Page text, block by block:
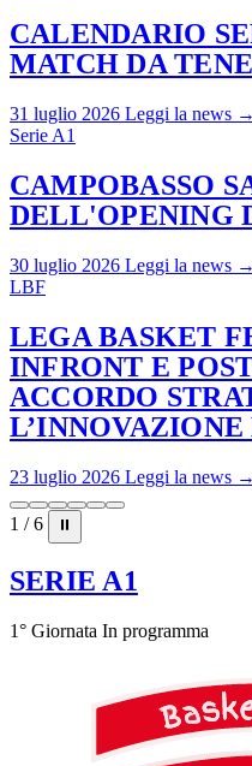
CALENDARIO
MATCH DA
31 luglio 2026 Leggi la news →
Serie A1
CAMPOBASSO
DELL'OPENING
30 luglio 2026 Leggi la news →
LBF
LEGA BASKET
INFRONT E
ACCORDO
23 luglio 2026 Leggi la news →
1 / 6 ⏸
SERIE A1
1° Giornata In programma